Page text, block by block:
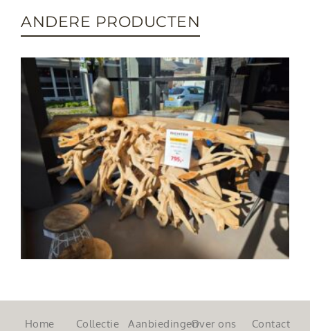
ANDERE PRODUCTEN
Home Collectie AanbiedingenOver ons Contact